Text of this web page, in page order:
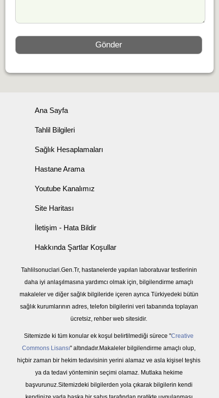
Ana Sayfa
Tahlil Bilgileri
Sağlık Hesaplamaları
Hastane Arama
Youtube Kanalımız
Site Haritası
İletişim - Hata Bildir
Hakkında Şartlar Koşullar
Tahlilsonuclari.Gen.Tr, hastanelerde yapılan laboratuvar testlerinin
daha iyi anlaşılmasına yardımcı olmak için, bilgilendirme amaçlı
makaleler ve diğer sağlık bilgileride içeren ayrıca Türkiyedeki bütün
sağlık kurumlarının adres, telefon bilgilerini veri tabanında toplayan
ücretsiz, rehber web sitesidir.
Sitemizde ki tüm konular ek koşul belirtilmediği sürece "Creative
Commons Lisansı" altındadır.Makaleler bilgilendirme amaçlı olup,
hiçbir zaman bir hekim tedavisinin yerini alamaz ve asla kişisel teşhis
ya da tedavi yönteminin seçimi olamaz. Mutlaka hekime
başvurunuz.Sitemizdeki bilgilerden yola çıkarak bilgilerin kendi